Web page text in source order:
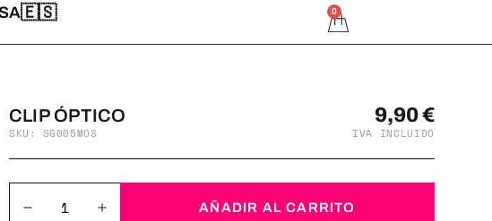
🇪🇸 0
CLIP ÓPTICO 9,90€
SKU: SG005MOS IVA INCLUIDO
AÑADIR AL CARRITO